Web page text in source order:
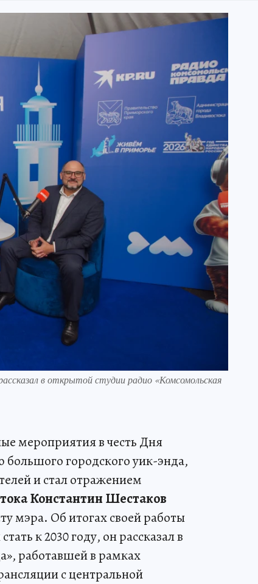
в открытой студии радио «Комсомольская
мероприятия в честь Дня
городского уик-энда,
и стал отражением
Константин Шестаков
мэра. Об итогах своей работы
к 2030 году, он рассказал в
работавшей в рамках
с центральной